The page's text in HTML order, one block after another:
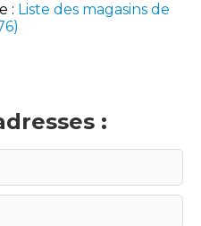
: Liste des magasins de
: